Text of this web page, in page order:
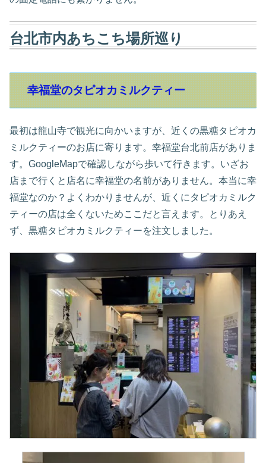
台北市内あちこち場所巡り
幸福堂のタピオカミルクティー
最初は龍山寺で観光に向かいますが、近くの黒糖タピオカ
ミルクティーのお店に寄ります。幸福堂台北前店がありま
す。GoogleMapで確認しながら歩いて行きます。いざお
店まで行くと店名に幸福堂の名前がありません。本当に幸
福堂なのか？よくわかりませんが、近くにタピオカミルク
ティーの店は全くないためここだと言えます。とりあえ
ず、黒糖タピオカミルクティーを注文しました。